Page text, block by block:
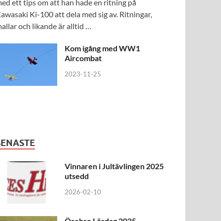
ett tips om att han hade en ritning på
Ki-100 att dela med sig av. Ritningar,
och likande är alltid …
Kom igång med WW1
Aircombat
2023-11-25
Vinnaren i Jultävlingen 2025
utsedd
2026-02-10